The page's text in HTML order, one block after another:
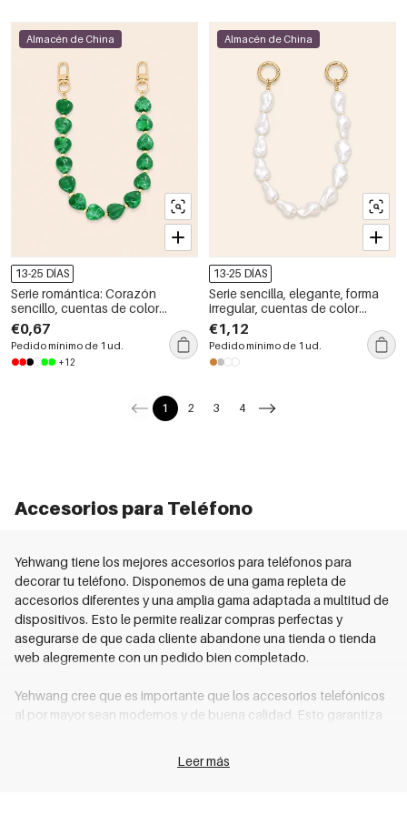
Almacén de China
13-25 DÍAS
Serie romántica: Corazón
sencillo, cuentas de color
sólido, resina con degradado
de color, cadena para teléfono
y bolso.
€0,67
Pedido mínimo de 1 ud.
+12
Almacén de China
13-25 DÍAS
Serie sencilla, elegante, forma
irregular, cuentas de color
sólido, cadena acrílica para
teléfono y bolso
€1,12
Pedido mínimo de 1 ud.
1 2 3 4
Accesorios para Teléfono
Yehwang tiene los mejores accesorios para teléfonos para
decorar tu teléfono. Disponemos de una gama repleta de
accesorios diferentes y una amplia gama adaptada a multitud de
dispositivos. Esto le permite realizar compras perfectas y
asegurarse de que cada cliente abandone una tienda o tienda
web alegremente con un pedido bien completado.
Yehwang cree que es importante que los accesorios telefónicos
al por mayor sean modernos y de buena calidad. Esto garantiza
hace que sea menos probable que el teléfono se dañe. ¿Se te
Leer más